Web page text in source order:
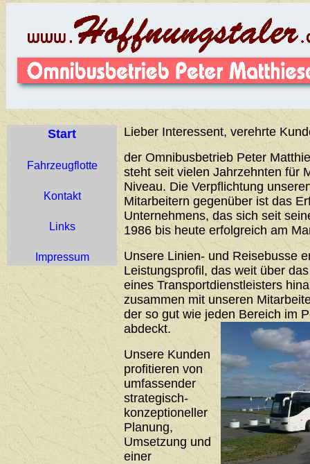
Start
Fahrzeugflotte
Kontakt
Links
Impressum
Lieber Interessent, verehrte
der Omnibusbetrieb Peter
steht seit vielen Jahrzehnten für
Niveau. Die Verpflichtung
Mitarbeitern gegenüber ist das
Unternehmens, das sich seit
1986 bis heute erfolgreich am
Unsere Linien- und Reisebusse
Leistungsprofil, das weit über
eines Transportdienstleisters
zusammen mit unseren
der so gut wie jeden Bereich im
abdeckt.
Unsere Kunden
profitieren von
umfassender
strategisch-
konzeptioneller
Planung,
Umsetzung und
einer